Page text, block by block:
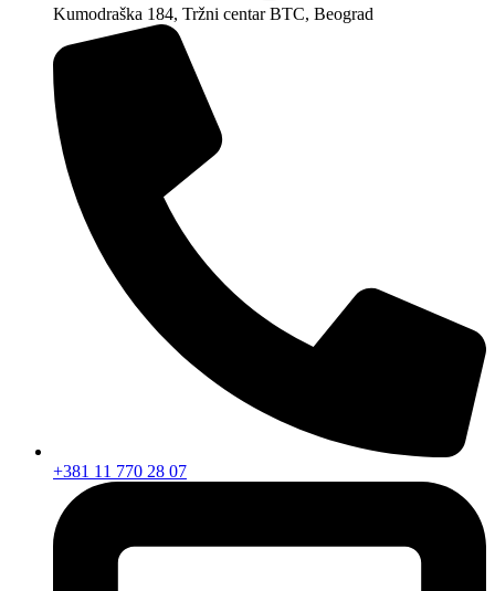
Kumodraška 184, Tržni centar BTC, Beograd
+381 11 770 28 07